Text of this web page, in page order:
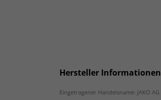
Hersteller Informationen
Eingetragener Handelsname: JAKO AG